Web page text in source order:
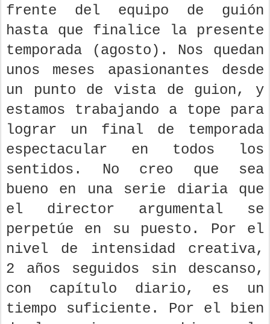
frente del equipo de guión
hasta que finalice la presente
temporada (agosto). Nos quedan
unos meses apasionantes desde
un punto de vista de guion, y
estamos trabajando a tope para
lograr un final de temporada
espectacular en todos los
sentidos. No creo que sea
bueno en una serie diaria que
el director argumental se
perpetúe en su puesto. Por el
nivel de intensidad creativa,
2 años seguidos sin descanso,
con capítulo diario, es un
tiempo suficiente. Por el bien